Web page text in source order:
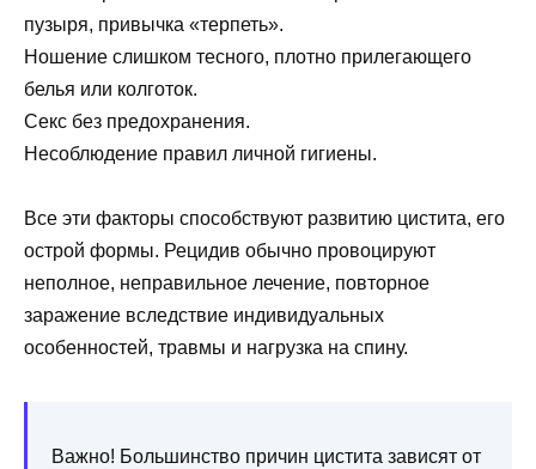
пузыря, привычка «терпеть».
Ношение слишком тесного, плотно прилегающего
белья или колготок.
Секс без предохранения.
Несоблюдение правил личной гигиены.
Все эти факторы способствуют развитию цистита, его
острой формы. Рецидив обычно провоцируют
неполное, неправильное лечение, повторное
заражение вследствие индивидуальных
особенностей, травмы и нагрузка на спину.
Важно! Большинство причин цистита зависят от